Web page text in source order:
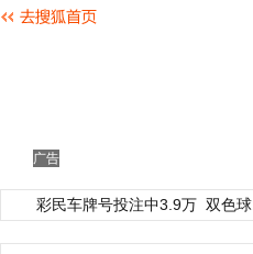
广告
彩民车牌号投注中3.9万 双色
动物系恋人啊 |